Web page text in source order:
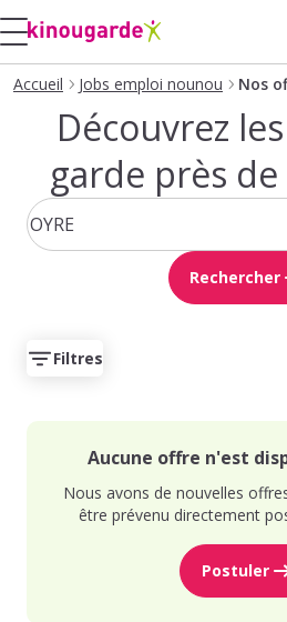
Accueil Jobs emploi nounou Nos
Découvrez
garde près
Rechercher
Filtres
Aucune offre n'est
Nous avons de nouvelles
être prévenu directement
Postuler